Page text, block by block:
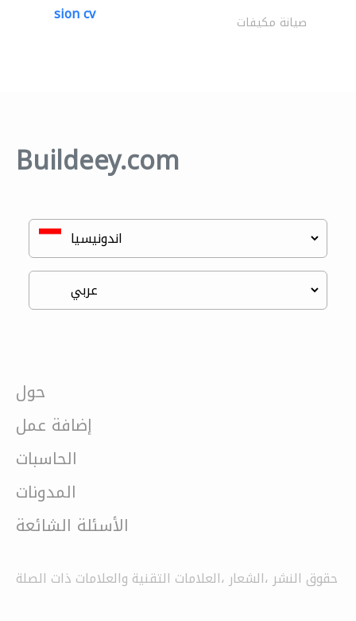
sion cv صيانة مكيفات
Buildeey.com
حول
إضافة عمل
الحاسبات
المدونات
الأسئلة الشائعة
حقوق النشر ،الشعار ،العلامات التقنية والعلامات ذات الصلة